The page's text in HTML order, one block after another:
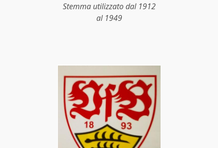
Stemma utilizzato dal 1912
al 1949